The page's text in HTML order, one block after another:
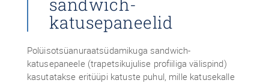
sandwich-
katusepaneelid
Polüisotsüanuraatsüdamikuga sandwich-
katusepaneele (trapetsikujulise profiiliga välispind)
kasutatakse eritüüpi katuste puhul, mille katusekalle